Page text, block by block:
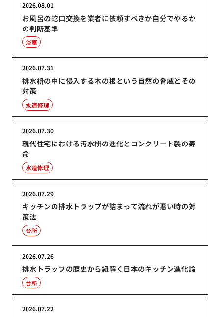
お風呂の蛇口交換を業者に依頼すべきか自分でやるか
の判断基準
2026.08.01
浴室
排水枡の中に侵入する木の根という自然の脅威とその
対策
2026.07.31
水道修理
現代住宅における汚水枡の進化とコンクリート製の寿
命
2026.07.30
水道修理
キッチンの排水トラップが詰まって流れが悪い時の対
策法
2026.07.29
台所
排水トラップの歴史から紐解く日本のキッチン進化論
2026.07.26
台所
2026.07.22